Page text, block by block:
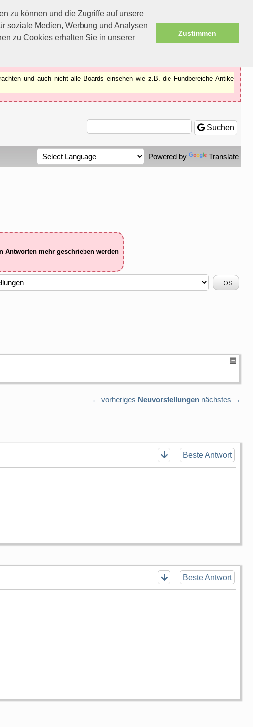
zu können und die Zugriffe auf unsere
soziale Medien, Werbung und Analysen
zu Cookies erhalten Sie in unserer
Zustimmen
und auch nicht alle Boards einsehen wie z.B. die Fundbereiche Antike
Suchen
Powered by Translate
Antworten mehr geschrieben werden
← vorheriges Neuvorstellungen nächstes →
Beste Antwort
Beste Antwort